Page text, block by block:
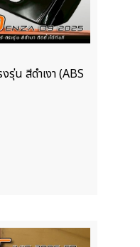
น สีดำเงา (ABS